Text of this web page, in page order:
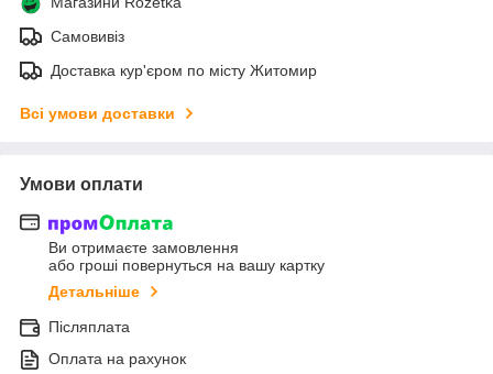
Самовивіз
Доставка кур'єром по місту Житомир
Всі умови доставки
Умови оплати
Ви отримаєте замовлення
або гроші повернуться на вашу картку
Детальніше
Післяплата
Оплата на рахунок